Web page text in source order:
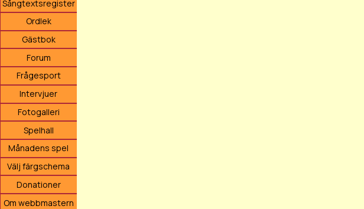
Sångtextsregister
Ordlek
Gästbok
Forum
Frågesport
Intervjuer
Fotogalleri
Spelhall
Månadens spel
Välj färgschema
Donationer
Om webbmastern